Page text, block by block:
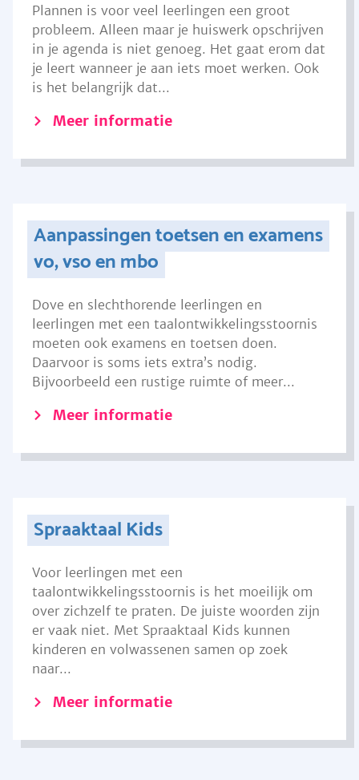
Plannen is voor veel leerlingen een groot
probleem. Alleen maar je huiswerk opschrijven
in je agenda is niet genoeg. Het gaat erom dat
je leert wanneer je aan iets moet werken. Ook
is het belangrijk dat...
Meer informatie
Aanpassingen toetsen en examens
vo, vso en mbo
Dove en slechthorende leerlingen en
leerlingen met een taalontwikkelingsstoornis
moeten ook examens en toetsen doen.
Daarvoor is soms iets extra’s nodig.
Bijvoorbeeld een rustige ruimte of meer...
Meer informatie
Spraaktaal Kids
Voor leerlingen met een
taalontwikkelingsstoornis is het moeilijk om
over zichzelf te praten. De juiste woorden zijn
er vaak niet. Met Spraaktaal Kids kunnen
kinderen en volwassenen samen op zoek
naar...
Meer informatie